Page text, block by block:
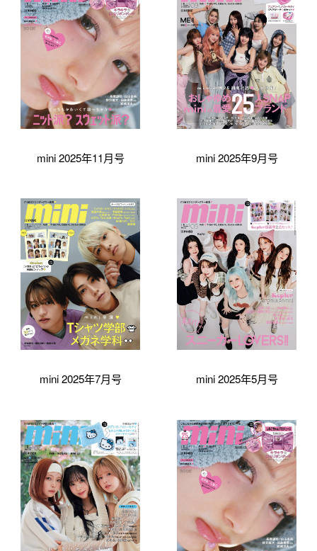
mini 2025年11月号 mini 2025年9月号
mini 2025年7月号 mini 2025年5月号